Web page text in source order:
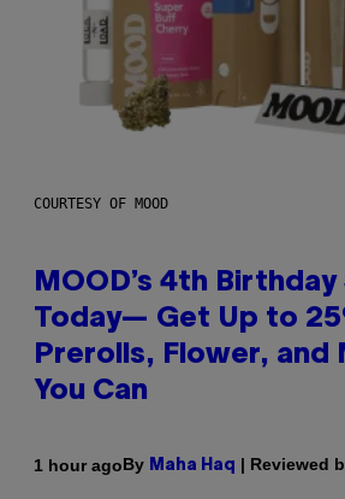
COURTESY OF MOOD
MOOD’s 4th Birthday
Today— Get Up to
Prerolls, Flower, and
You Can
1 hour agoBy Maha Haq | Reviewed